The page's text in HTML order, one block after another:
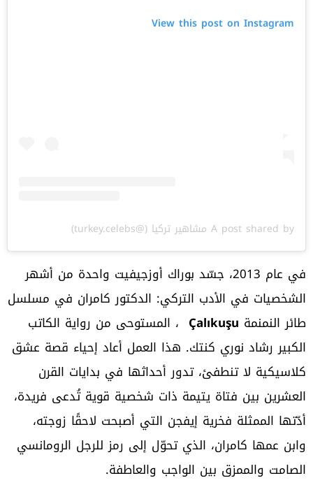
View this post on Instagram
A post shared by مشاهير تركيا (@turkey.celebs)
في عام 2013، جسّد بوراك أوزجيفيت واحدة من أشهر
الشخصيات في الأدب التركي: الدكتور كامران في مسلسل
طائر النمنمة Çalıkuşu ، المستوحى من رواية الكاتب
الكبير رشاد نوري كنتك. هذا العمل أعاد إحياء قصة عشق
كلاسيكية لا تنطفئ، تدور أحداثها في بدايات القرن
العشرين بين فتاة يتيمة ذات شخصية قوية تُدعى فريدة،
أدّتها الممثلة فخرية إيفجن التي أصبحت لاحقًا زوجته،
وابن عمها كامران، الذي تحوّل إلى رمز للرجل الرومانسي
الصامت والممزق بين الواجب والعاطفة.